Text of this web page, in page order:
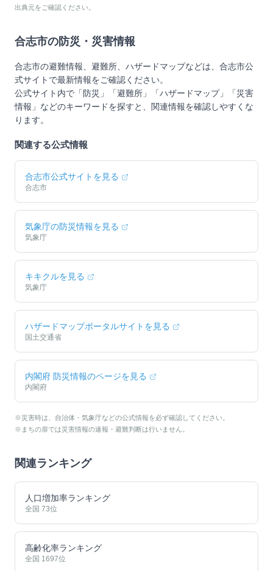
出典元をご確認ください。
合志市の防災・災害情報
合志市の避難情報、避難所、ハザードマップなどは、 合志市公
式サイトで最新情報をご確認ください。
公式サイト内で「防災」「避難所」「ハザードマップ」「災害
情報」などのキーワードを探すと、関連情報を確認しやすくな
ります。
関連する公式情報
合志市公式サイトを見る
合志市
気象庁の防災情報を見る
気象庁
キキクルを見る
気象庁
ハザードマップポータルサイトを見る
国土交通省
内閣府 防災情報のページを見る
内閣府
※災害時は、自治体・気象庁などの公式情報を必ず確認してください。
※まちの扉では災害情報の速報・避難判断は行いません。
関連ランキング
人口増加率ランキング
全国 73位
高齢化率ランキング
全国 1697位